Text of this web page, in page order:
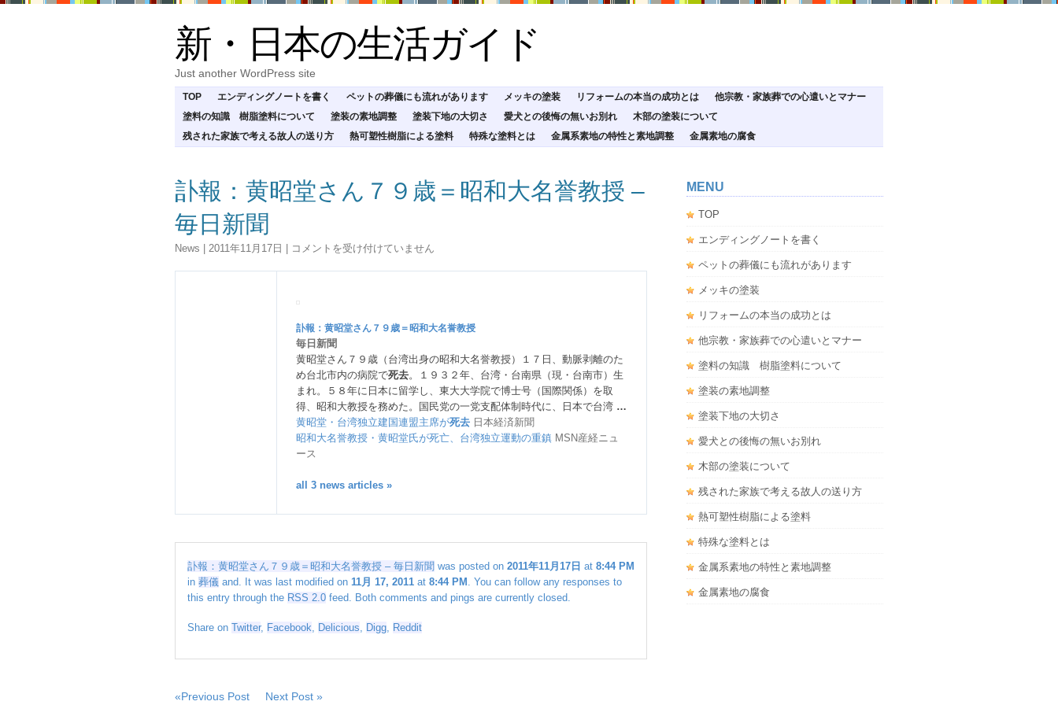
新・日本の生活ガイド
Just another WordPress site
TOP エンディングノートを書く ペットの葬儀にも流れがあります メッキの塗装 リフォームの本当の成功とは
他宗教・家族葬での心遣いとマナー
塗料の知識 樹脂塗料について
塗装の素地調整 塗装下地の大切さ 愛犬との後悔の無いお別れ
木部の塗装について
残された家族で考える故人の送り方
熱可塑性樹脂による塗料 特殊な塗料とは 金属系素地の特性と素地調整 金属素地の腐食
訃報：黄昭堂さん７９歳＝昭和大名誉教授 –
毎日新聞
News 2011年11月17日
訃
さ
ん
７
９
歳
＝
昭
和
大
誉
授
毎
日
新
聞
コメントを受け付けていません
訃報 ：黄昭堂さん７９歳＝昭和大名誉教授
毎日新聞
黄昭堂さん７９歳（台湾出身の昭和大名誉教授）１７日、動脈剥離のた
め台北市内の病院で死去。１９３２年、台湾・台南県（現・台南市）生
まれ。５８年に日本に留学し、東大大学院で博士号（国際関係）を取
得、昭和大教授を務めた。国民党の一党支配体制時代に、日本で台湾 …
黄昭堂・台湾独立建国連盟主席が死去 日本経済新聞
昭和大名誉教授・黄昭堂氏が死亡、台湾独立運動の重鎮 MSN産経ニュ
ース
all 3 news articles »
訃報：黄昭堂さん７９歳＝昭和大名誉教授 – 毎日新聞 was posted on 2011年11月17日 at 8:44 PM
in 葬儀 and. It was last modified on 11月 17, 2011 at 8:44 PM . You can follow any responses to
this entry through the RSS 2.0 feed. Both comments and pings are currently closed.
Share on Twitter, Facebook, Delicious, Digg, Reddit
«Previous Post Next Post »
MENU
TOP
エンディングノートを書く
ペットの葬儀にも流れがあります
メッキの塗装
リフォームの本当の成功とは
他宗教・家族葬での心遣いとマナー
塗料の知識 樹脂塗料について
塗装の素地調整
塗装下地の大切さ
愛犬との後悔の無いお別れ
木部の塗装について
残された家族で考える故人の送り方
熱可塑性樹脂による塗料
特殊な塗料とは
金属系素地の特性と素地調整
金属素地の腐食